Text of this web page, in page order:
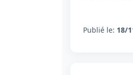
Publié le: 18/